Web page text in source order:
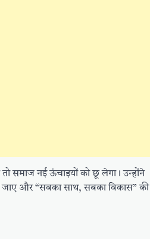
समाज नई ऊंचाइयों को छू लेगा। उन्होंने
जाए और “सबका साथ, सबका विकास” की